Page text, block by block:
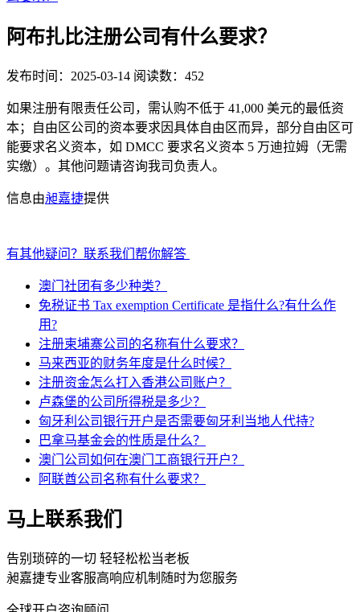
阿布扎比注册公司有什么要求？
发布时间：2025-03-14 阅读数：452
如果注册有限责任公司，需认购不低于 41,000 美元的最低资
本；自由区公司的资本要求因具体自由区而异，部分自由区可
能要求名义资本，如 DMCC 要求名义资本 5 万迪拉姆（无需
实缴）。其他问题请咨询我司负责人。
信息由昶嘉捷提供
有其他疑问？联系我们帮你解答
澳门社团有多少种类？
免税证书 Tax exemption Certificate 是指什么?有什么作
用?
注册柬埔寨公司的名称有什么要求？
马来西亚的财务年度是什么时候？
注册资金怎么打入香港公司账户？
卢森堡的公司所得税是多少？
匈牙利公司银行开户是否需要匈牙利当地人代持?
巴拿马基金会的性质是什么？
澳门公司如何在澳门工商银行开户？
阿联酋公司名称有什么要求？
马上联系我们
告别琐碎的一切 轻轻松松当老板
昶嘉捷专业客服高响应机制随时为您服务